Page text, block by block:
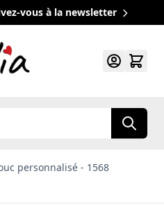
vous à la newsletter
personnalisé - 1568